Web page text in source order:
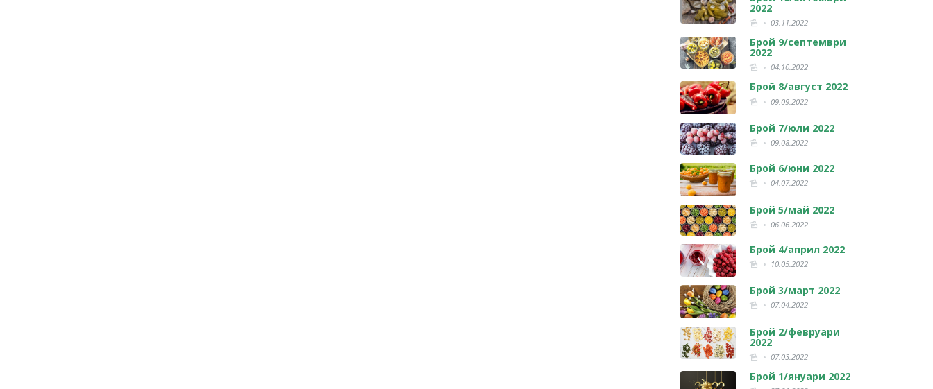
2022
03.11.2022
Брой 9/септември
2022
04.10.2022
Брой 8/август 2022
09.09.2022
Брой 7/юли 2022
09.08.2022
Брой 6/юни 2022
04.07.2022
Брой 5/май 2022
06.06.2022
Брой 4/април 2022
10.05.2022
Брой 3/март 2022
07.04.2022
Брой 2/февруари
2022
07.03.2022
Брой 1/януари 2022